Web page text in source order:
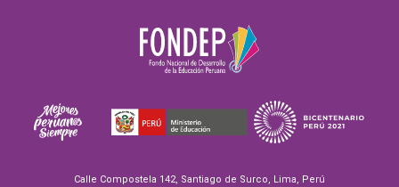
Calle Compostela 142, Santiago de Surco, Lima, Perú